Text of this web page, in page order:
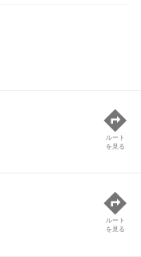
ルート
を見る
ルート
を見る